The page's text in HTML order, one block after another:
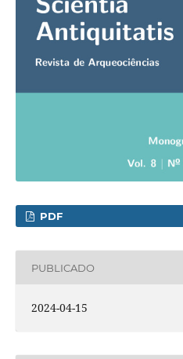
PDF
PUBLICADO
2024-04-15